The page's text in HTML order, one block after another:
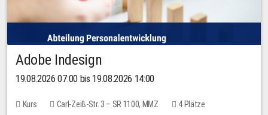
Adobe Indesign
19.08.2026 07:00 bis 19.08.2026 14:00
Kurs Carl-Zeiß-Str. 3 – SR 1100, MMZ 4 Plätze